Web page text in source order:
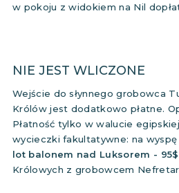
w pokoju z widokiem na Nil
NIE JEST WLICZONE
Wejście do słynnego grobowca
Królów jest dodatkowo płatne.
Płatność tylko w walucie
wycieczki fakultatywne: na
lot balonem nad Luksorem -
Królowych z grobowcem